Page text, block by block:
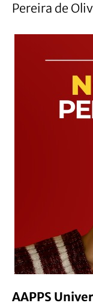
Pereira de
AAPPS